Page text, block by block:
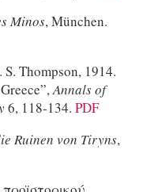
Minos, München.
Thompson, 1914.
Annals of
6, 118-134. PDF
Ruinen von Tiryns,